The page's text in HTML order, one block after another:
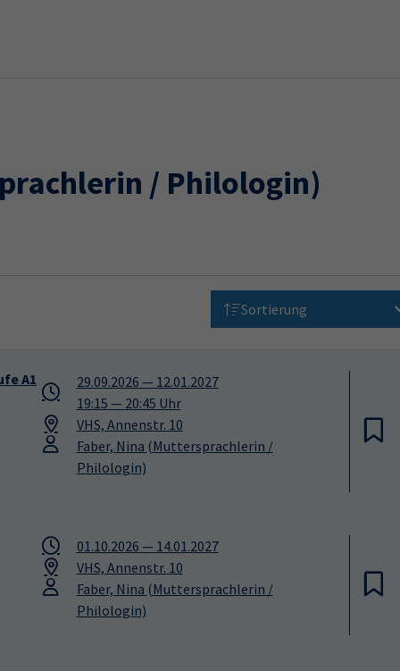
/ Philologin)
Sortierung
A1
29.09.2026 — 12.01.2027
19:15 — 20:45 Uhr
VHS, Annenstr. 10
Faber, Nina (Muttersprachlerin /
Philologin)
01.10.2026 — 14.01.2027
VHS, Annenstr. 10
Faber, Nina (Muttersprachlerin /
Philologin)